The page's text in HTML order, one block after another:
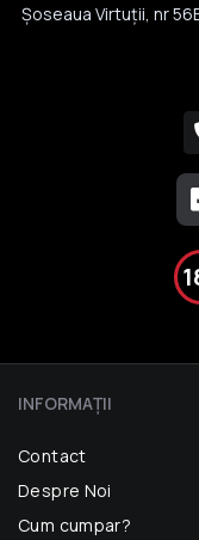
Șoseaua Virtuții, nr
INFORMAŢII
Contact
Despre Noi
Cum cumpar?